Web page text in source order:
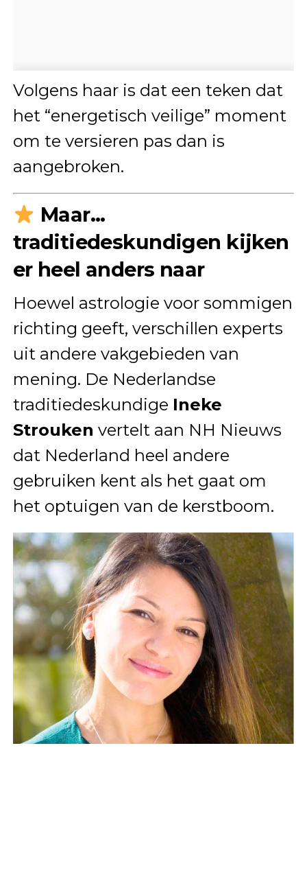
Volgens haar is dat een teken dat
het “energetisch veilige” moment
om te versieren pas dan is
aangebroken.
Maar…
traditiedeskundigen kijken
er heel anders naar
Hoewel astrologie voor sommigen
richting geeft, verschillen experts
uit andere vakgebieden van
mening. De Nederlandse
traditiedeskundige Ineke
Strouken vertelt aan NH Nieuws
dat Nederland heel andere
gebruiken kent als het gaat om
het optuigen van de kerstboom.